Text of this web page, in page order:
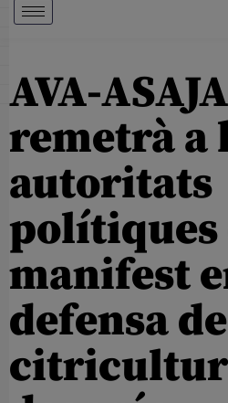
AVA-ASAJA
remetrà a
autoritats
polítiques
manifest
defensa